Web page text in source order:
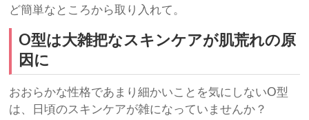
ど簡単なところから取り入れて。
O型は大雑把なスキンケアが肌荒れの原
因に
おおらかな性格であまり細かいことを気にしないO型
は、日頃のスキンケアが雑になっていませんか？